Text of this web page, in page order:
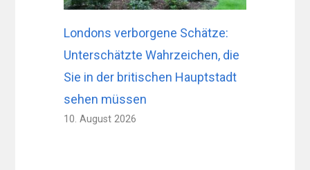
Londons verborgene Schätze:
Unterschätzte Wahrzeichen, die
Sie in der britischen Hauptstadt
sehen müssen
10. August 2026